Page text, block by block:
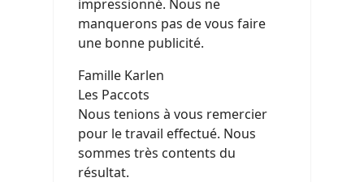
impressionné. Nous ne
manquerons pas de vous faire
une bonne publicité.
Famille Karlen
Les Paccots
Nous tenions à vous remercier
pour le travail effectué. Nous
sommes très contents du
résultat.